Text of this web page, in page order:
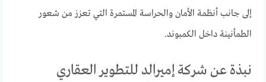
إلى جانب أنظمة الأمان والحراسة المستمرة التي تعزز من شعور
الطمأنينة داخل الكمبوند.
نبذة عن شركة إميرالد للتطوير العقاري